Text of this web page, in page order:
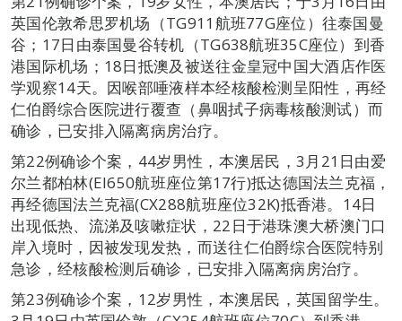
英国伦敦希思罗机场（TG911航班77G座位）往泰国曼
谷；17日由泰国曼谷转机（TG638航班35C座位）到香
港国际机场；18日抵澳及被送往金皇冠中国大酒店作医
学观察14天。因喉部唾液样本经核酸检测呈阳性，再经
仁伯爵综合医院进行覆查（鼻咽拭子病毒核酸测试）而
确诊，已安排入隔离病房治疗。
第22例确诊个案，44岁男性，本澳居民，3月21日由爱
尔兰都柏林(EI650航班座位第17行)抵达德国法兰克福，
再经德国法兰克福(CX288航班座位32K)抵香港。14日
出现低热、流涕及咳嗽症状，22日于港珠澳大桥澳门口
岸入境时，因被发现发热，而送往仁伯爵综合医院特别
急诊，经核酸检测后确诊，已安排入隔离病房治疗。
第23例确诊个案，12岁男性，本澳居民，英国留学生。